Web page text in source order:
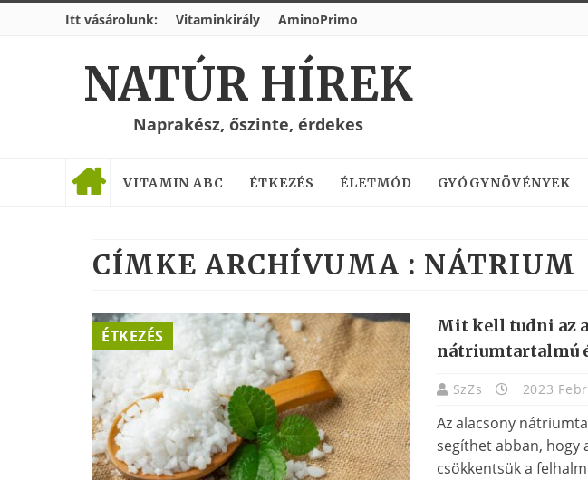
Itt vásárolunk: Vitaminkirály AminoPrimo
NATÚR HÍREK
Naprakész, őszinte, érdekes
VITAMIN ABC ÉTKEZÉS ÉLETMÓD GYÓGYNÖVÉNYEK
CÍMKE ARCHÍVUMA : NÁTRIUM
ÉTKEZÉS
Mit kell tudni az
nátriumtartalmú
SzZs 2023
Az alacsony
segíthet abban, hogy
csökkentsük a